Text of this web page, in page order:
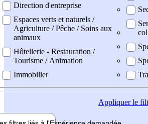
Direction d'entreprise
Espaces verts et naturels /
Agriculture / Pêche / Soins aux
animaux
Hôtellerie - Restauration /
Tourisme / Animation
Immobilier
Appliquerle